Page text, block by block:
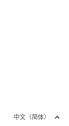
中文（简体）